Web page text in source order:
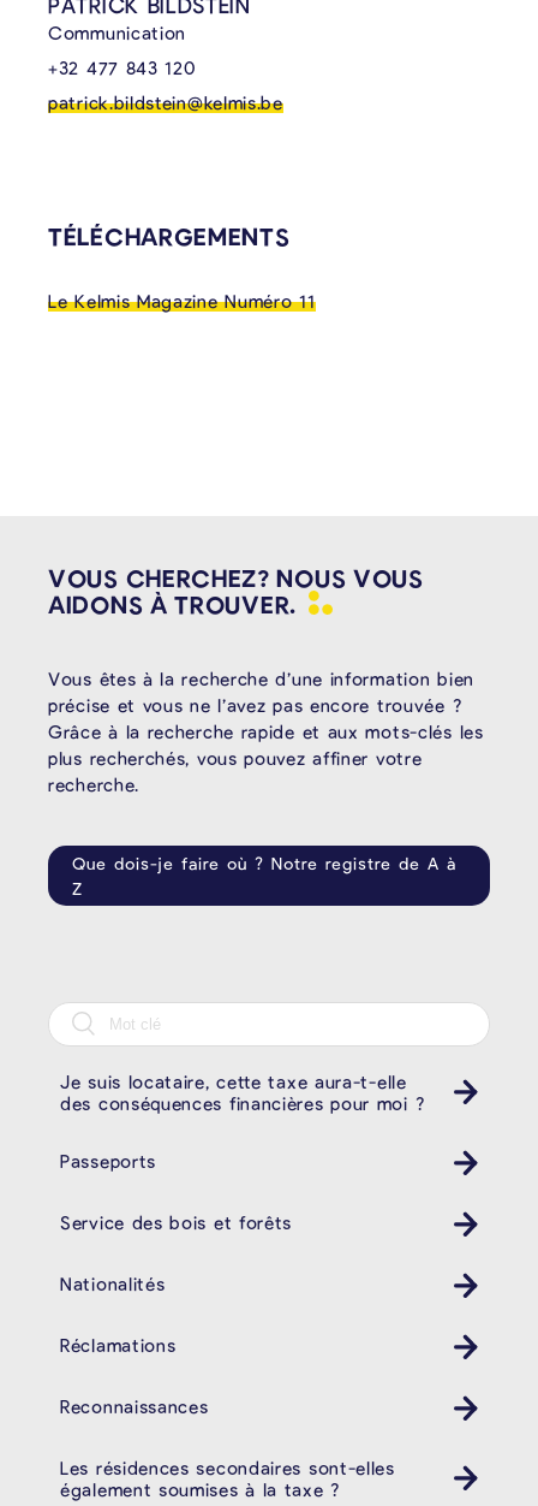
Communication
+32 477 843 120
patrick.bildstein@kelmis.be
TÉLÉCHARGEMENTS
Le Kelmis Magazine Numéro 11
VOUS CHERCHEZ? NOUS VOUS
AIDONS ÀTROUVER.
Vous êtes à la recherche d’une information bien
précise et vous ne l’avez pas encore trouvée ?
Grâce à la recherche rapide et aux mots-clés les
plus recherchés, vous pouvez affiner votre
recherche.
Que dois-je faire où ? Notre registre de A à
Z
Je suis locataire, cette taxe aura-t-elle
des conséquences financières pour moi ?
Passeports
Service des bois et forêts
Nationalités
Réclamations
Reconnaissances
Les résidences secondaires sont-elles
également soumises à la taxe ?